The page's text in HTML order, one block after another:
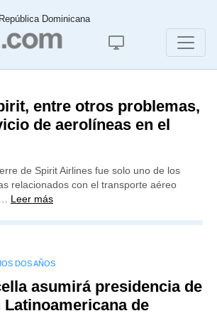
Dominicana
entre otros problemas,
de aerolíneas en el
de Spirit Airlines fue solo uno de los
relacionados con el transporte aéreo
Leer más
DOS AÑOS
asumirá presidencia de
de